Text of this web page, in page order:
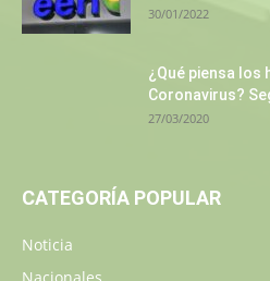
30/01/2022
¿Qué piensa los
Coronavirus?
27/03/2020
CATEGORÍA POPULAR
Noticia